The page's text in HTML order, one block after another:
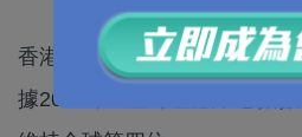
香港是國際金融中心，金融
據2023年《全球金融中心指